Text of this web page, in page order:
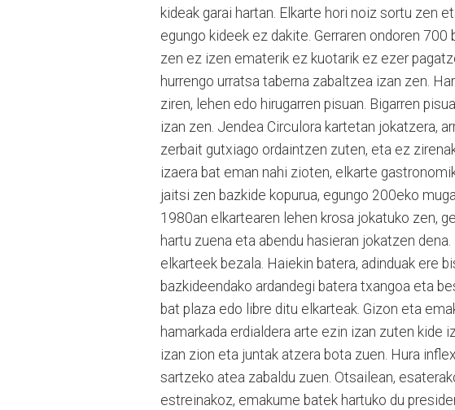
kideak garai hartan. Elkarte hori noiz sortu zen
egungo kideek ez dakite. Gerraren ondoren
zen ez izen ematerik ez kuotarik ez ezer
hurrengo urratsa taberna zabaltzea izan zen.
ziren, lehen edo hirugarren pisuan. Bigarren
izan zen. Jendea Circulora kartetan jokatzera,
zerbait gutxiago ordaintzen zuten, eta ez
izaera bat eman nahi zioten, elkarte
jaitsi zen bazkide kopurua, egungo 200eko
1980an elkartearen lehen krosa jokatuko zen,
hartu zuena eta abendu hasieran jokatzen
elkarteek bezala. Haiekin batera, adinduak ere
bazkideendako ardandegi batera txangoa eta
bat plaza edo libre ditu elkarteak. Gizon eta
hamarkada erdialdera arte ezin izan zuten kide
izan zion eta juntak atzera bota zuen. Hura
sartzeko atea zabaldu zuen. Otsailean,
estreinakoz, emakume batek hartuko du